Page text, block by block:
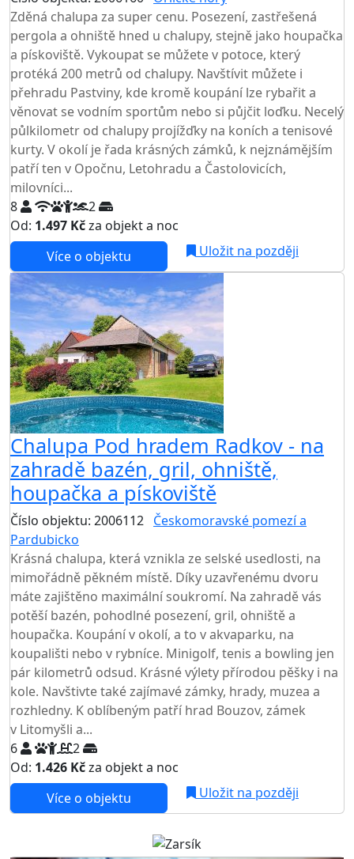
Zděná chalupa za super cenu. Posezení, zastřešená
pergola a ohniště hned u chalupy, stejně jako houpačka
a pískoviště. Vykoupat se můžete v potoce, který
protéká 200 metrů od chalupy. Navštívit můžete i
přehradu Pastviny, kde kromě koupání lze rybařit a
věnovat se vodním sportům nebo si půjčit loďku. Necelý
půlkilometr od chalupy projížďky na koních a tenisové
kurty. V okolí je řada krásných zámků, k nejznámějším
patří ten v Opočnu, Letohradu a Častolovicích,
milovníci...
8
2
Od: 1.497 Kčza objekt a noc
Více o objektu
Uložit na později
Chalupa Pod hradem Radkov - na
zahradě bazén, gril, ohniště,
houpačka a pískoviště
Číslo objektu: 2006112 Českomoravské pomezí a
Pardubicko
Krásná chalupa, která vznikla ze selské usedlosti, na
mimořádně pěkném místě. Díky uzavřenému dvoru
máte zajištěno maximální soukromí. Na zahradě vás
potěší bazén, pohodlné posezení, gril, ohniště a
houpačka. Koupání v okolí, a to v akvaparku, na
koupališti nebo v rybníce. Minigolf, tenis a bowling jen
pár kilometrů odsud. Krásné výlety přírodou pěšky i na
kole. Navštivte také zajímavé zámky, hrady, muzea a
rozhledny. K oblíbeným patří hrad Bouzov, zámek
v Litomyšli a...
6
2
Od: 1.426 Kčza objekt a noc
Více o objektu
Uložit na později